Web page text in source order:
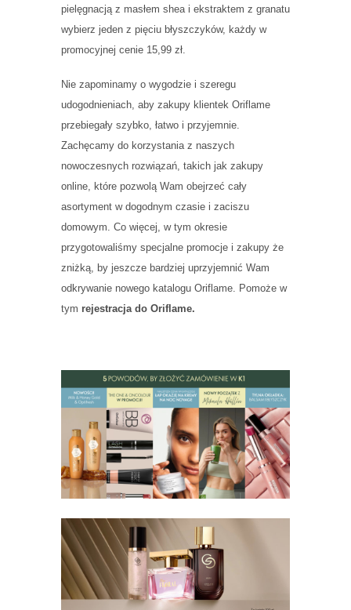
pielęgnacją z masłem shea i ekstraktem z granatu
wybierz jeden z pięciu błyszczyków, każdy w
promocyjnej cenie 15,99 zł.
Nie zapominamy o wygodzie i szeregu
udogodnieniach, aby zakupy klientek Oriflame
przebiegały szybko, łatwo i przyjemnie.
Zachęcamy do korzystania z naszych
nowoczesnych rozwiązań, takich jak zakupy
online, które pozwolą Wam obejrzeć cały
asortyment w dogodnym czasie i zaciszu
domowym. Co więcej, w tym okresie
przygotowaliśmy specjalne promocje i zakupy że
zniżką, by jeszcze bardziej uprzyjemnić Wam
odkrywanie nowego katalogu Oriflame. Pomoże w
tym rejestracja do Oriflame.